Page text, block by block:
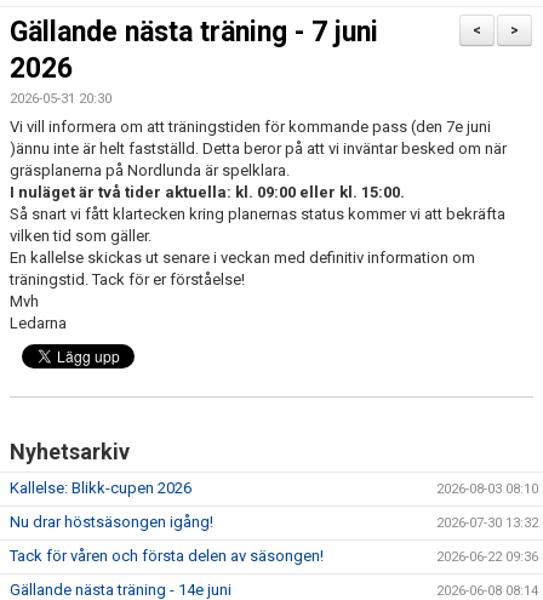
TRUPPEN
BILDGALLERI
DOKUMENT
KONTAKT
>
<
Gällande nästa träning - 7 juni
2026
2026-05-31 20:30
Vi vill informera om att träningstiden för kommande pass (den 7e juni
)ännu inte är helt fastställd. Detta beror på att vi inväntar besked om när
gräsplanerna på Nordlunda är spelklara.
I nuläget är två tider aktuella: kl. 09:00 eller kl. 15:00.
Så snart vi fått klartecken kring planernas status kommer vi att bekräfta
vilken tid som gäller.
En kallelse skickas ut senare i veckan med definitiv information om
träningstid. Tack för er förståelse!
Mvh
Ledarna
Nyhetsarkiv
Kallelse: Blikk-cupen 2026 2026-08-03 08:10
Nu drar höstsäsongen igång! 2026-07-30 13:32
Tack för våren och första delen av säsongen! 2026-06-22 09:36
Gällande nästa träning - 14e juni 2026-06-08 08:14